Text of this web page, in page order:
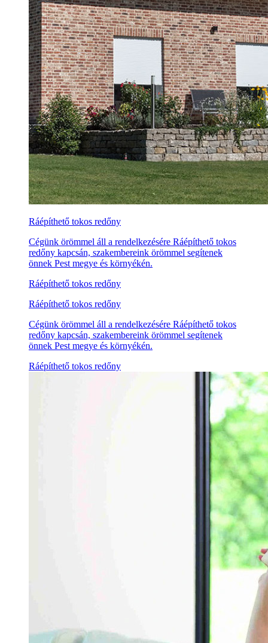
Ráépíthető tokos redőny
Cégünk örömmel áll a rendelkezésére Ráépíthető tokos
redőny kapcsán, szakembereink örömmel segítenek
önnek Pest megye és környékén.
Ráépíthető tokos redőny
Ráépíthető tokos redőny
Cégünk örömmel áll a rendelkezésére Ráépíthető tokos
redőny kapcsán, szakembereink örömmel segítenek
önnek Pest megye és környékén.
Ráépíthető tokos redőny